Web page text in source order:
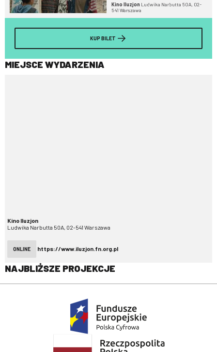
Kino Iluzjon Ludwika Narbutta 50A, 02-
541 Warszawa
KUP BILET
MIEJSCE WYDARZENIA
Kino Iluzjon
Ludwika Narbutta 50A, 02-541 Warszawa
ONLINE https://www.iluzjon.fn.org.pl
NAJBLIŻSZE PROJEKCJE